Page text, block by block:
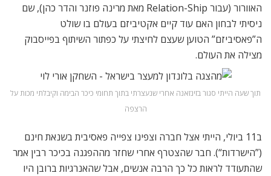
האוורור (עבור Relation-Ship מאת מרינה פוזנר והדר כהן), שם
ניסיתי לבחון האם עוד קיים אקטיביזם בעולם בו שולט
ה”פאסיביזם” הטוען שעצם לחיצתי על כפתור השיתוף בפייסבוק
מצילה את העולם.
תוך שעה הייתי סגור בזינזאנה אחרי שנעצרתי בתוך תחומי כיכר הבימה וקיבלתי מכות על
הרצפה
ב11 ביולי, הייתי אצל חברה וצפינו צפייה פאסיבית בשנאת חינם
(”הישרדות“). חבר שהצטרף אחרי שחזר מההפגנה בכיכר רבין אמר
שהתעודד לראות כל כך הרבה אנשים, אבל שהאנרגיות ברובן היו